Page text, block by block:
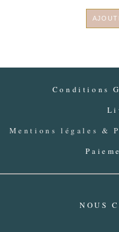
Conditions
Mentions légales &
NOUS